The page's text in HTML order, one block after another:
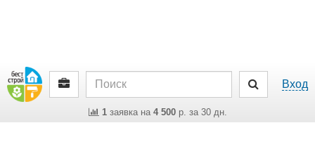
Вход
1заявка на 4 500р. за 30 дн.